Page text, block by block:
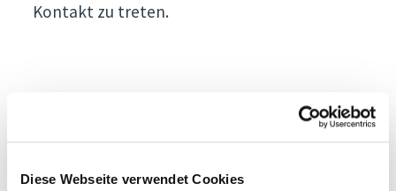
Diese Webseite verwendet Cookies
Kontakt zu treten.
Alle Infos auf einen
Klick